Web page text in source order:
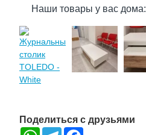
Наши товары у вас дома:
Поделиться с друзьями
WhatsAppTelegram